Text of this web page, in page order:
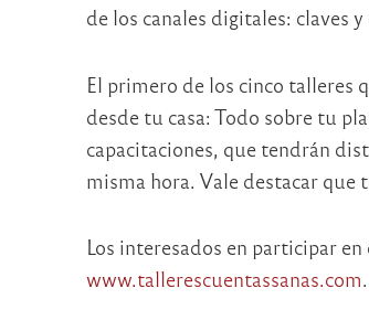
de los canales digitales: claves
El primero de los cinco talleres
desde tu casa: Todo sobre tu
capacitaciones, que tendrán
misma hora. Vale destacar
Los interesados en participar
www.tallerescuentassanas.com.